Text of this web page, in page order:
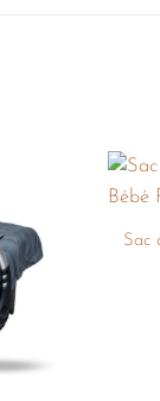
à la
liste de
souhaits
+
Sac